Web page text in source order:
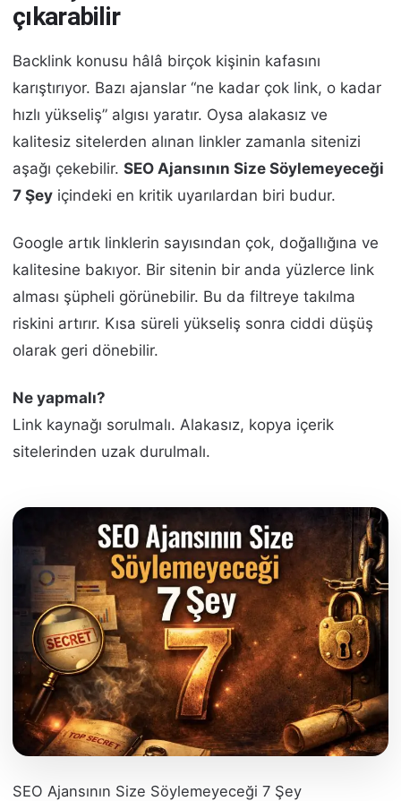
çıkarabilir
Backlink konusu hâlâ birçok kişinin kafasını
karıştırıyor. Bazı ajanslar “ne kadar çok link, o kadar
hızlı yükseliş” algısı yaratır. Oysa alakasız ve
kalitesiz sitelerden alınan linkler zamanla sitenizi
aşağı çekebilir. SEO Ajansının Size Söylemeyeceği
7 Şey içindeki en kritik uyarılardan biri budur.
Google artık linklerin sayısından çok, doğallığına ve
kalitesine bakıyor. Bir sitenin bir anda yüzlerce link
alması şüpheli görünebilir. Bu da filtreye takılma
riskini artırır. Kısa süreli yükseliş sonra ciddi düşüş
olarak geri dönebilir.
Ne yapmalı?
Link kaynağı sorulmalı. Alakasız, kopya içerik
sitelerinden uzak durulmalı.
SEO Ajansının Size Söylemeyeceği 7 Şey